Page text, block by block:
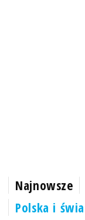
Najnowsze
Polska i